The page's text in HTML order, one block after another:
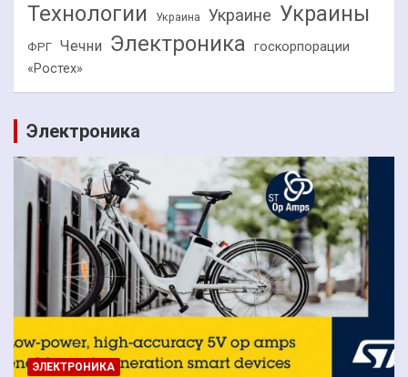
Технологии Украина Украине Украины
ФРГ Чечни Электроника госкорпорации
«Ростех»
Электроника
ЭЛЕКТРОНИКА